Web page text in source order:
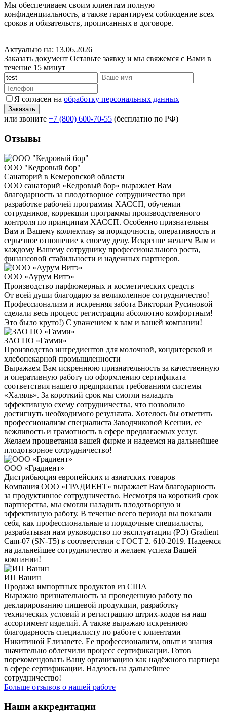
Мы обеспечиваем своим клиентам полную
конфиденциальность, а также гарантируем соблюдение всех
сроков и обязательств, прописанных в договоре.
Актуально на: 13.06.2026
Заказать документ Оставьте заявку и мы свяжемся с Вами в
течение 15 минут
Я согласен на обработку персональных данных
или звоните +7 (800) 600-70-55 (бесплатно по РФ)
Отзывы
ООО "Кедровый бор"
Санаторий в Кемеровской области
ООО санаторий «Кедровый бор» выражает Вам
благодарность за плодотворное сотрудничество при
разработке рабочей программы ХАССП, обучении
сотрудников, коррекции программы производственного
контроля по принципам ХАССП. Особенно признательны
Вам и Вашему коллективу за порядочность, оперативность и
серьезное отношение к своему делу. Искренне желаем Вам и
каждому Вашему сотруднику профессионального роста,
финансовой стабильности и надежных партнеров.
ООО «Аурум Витэ»
Производство парфюмерных и косметических средств
От всей души благодарю за великолепное сотрудничество!
Профессионализм и искренняя забота Виктории Русиновой
сделали весь процесс регистрации абсолютно комфортным!
Это было круто!) С уважением к вам и вашей компании!
ЗАО ПО «Гамми»
Производство ингредиентов для молочной, кондитерской и
хлебопекарной промышленности
Выражаем Вам искреннюю признательность за качественную
и оперативную работу по оформлению сертификата
соответствия нашего предприятия требованиям системы
«Халяль». За короткий срок мы смогли наладить
эффективную схему сотрудничества, что позволило
достигнуть необходимого результата. Хотелось бы отметить
профессионализм специалиста Заводчиковой Ксении, ее
вежливость и грамотность в сфере предлагаемых услуг.
Желаем процветания вашей фирме и надеемся на дальнейшее
плодотворное сотрудничество!
ООО «Градиент»
Дистрибьюция европейских и азиатских товаров
Компания ООО «ГРАДИЕНТ» выражает Вам благодарность
за продуктивное сотрудничество. Несмотря на короткий срок
партнерства, мы смогли наладить плодотворную и
эффективную работу. В течение всего периода вы показали
себя, как профессиональные и порядочные специалисты,
разрабатывая нам руководство по эксплуатации (РЭ) Gradient
Cam-07 (SN-T5) в соответствии с ГОСТ 2. 610-2019. Надеемся
на дальнейшее сотрудничество и желаем успеха Вашей
компании!
ИП Ванин
Продажа импортных продуктов из США
Выражаю признательность за проведенную работу по
декларированию пищевой продукции, разработку
технических условий и регистрацию штрих-кодов на наш
ассортимент изделий. А также выражаю искреннюю
благодарность специалисту по работе с клиентами
Никитиной Елизавете. Ее профессионализм, опыт и знания
значительно облегчили процесс сертификации. Готов
порекомендовать Вашу организацию как надёжного партнера
в сфере сертификации. Надеюсь на дальнейшее
сотрудничество!
Больше отзывов о нашей работе
Наши аккредитации